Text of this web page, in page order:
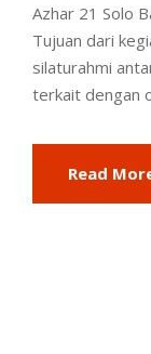
Azhar 21 Solo
Tujuan dari
silaturahmi
terkait dengan
Read